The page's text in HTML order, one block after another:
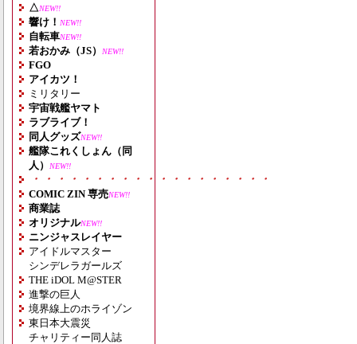
△NEW!!
響け！ NEW!!
自転車NEW!!
若おかみ（JS） NEW!!
FGO
アイカツ！
ミリタリー
宇宙戦艦ヤマト
ラブライブ！
同人グッズNEW!!
艦隊これくしょん（同
人）
NEW!!
・・・・・・・・・・・・・・・・・・・
COMIC ZIN 専売NEW!!
商業誌
オリジナルNEW!!
ニンジャスレイヤー
アイドルマスター
シンデレラガールズ
THE iDOL M@STER
進撃の巨人
境界線上のホライゾン
東日本大震災
チャリティー同人誌